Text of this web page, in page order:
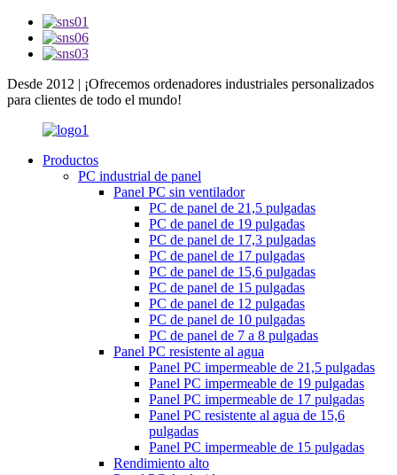
Desde 2012 | ¡Ofrecemos ordenadores industriales personalizados
para clientes de todo el mundo!
Productos
PC industrial de panel
Panel PC sin ventilador
PC de panel de 21,5 pulgadas
PC de panel de 19 pulgadas
PC de panel de 17,3 pulgadas
PC de panel de 17 pulgadas
PC de panel de 15,6 pulgadas
PC de panel de 15 pulgadas
PC de panel de 12 pulgadas
PC de panel de 10 pulgadas
PC de panel de 7 a 8 pulgadas
Panel PC resistente al agua
Panel PC impermeable de 21,5 pulgadas
Panel PC impermeable de 19 pulgadas
Panel PC impermeable de 17 pulgadas
Panel PC resistente al agua de 15,6
pulgadas
Panel PC impermeable de 15 pulgadas
Rendimiento alto